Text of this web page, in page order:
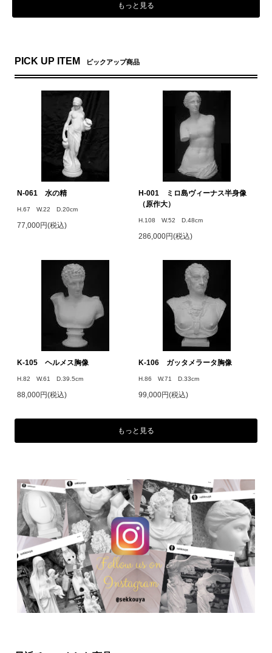
もっと見る
PICK UP ITEM ピックアップ商品
N-061 水の精
H.67 W.22 D.20cm
77,000円(税込)
H-001 ミロ島ヴィーナス半身像
（原作大）
H.108 W.52 D.48cm
286,000円(税込)
K-105 ヘルメス胸像
H.82 W.61 D.39.5cm
88,000円(税込)
K-106 ガッタメラータ胸像
H.86 W.71 D.33cm
99,000円(税込)
もっと見る